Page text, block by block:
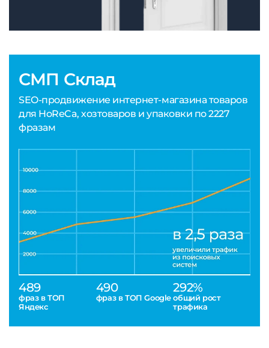
СМП Склад
SEO-продвижение интернет-магазина товаров
для HoReCa, хозтоваров и упаковки по 2227
фразам
489
фраз в ТОП
Яндекс
490
фраз в ТОП Google
292%
общий рост
трафика